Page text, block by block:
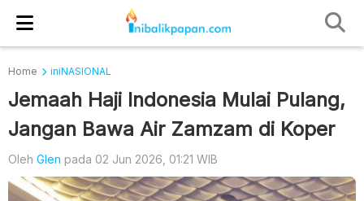
Home iniNASIONAL
Jemaah Haji Indonesia Mulai Pulang,
Jangan Bawa Air Zamzam di Koper
Oleh Glen pada 02 Jun 2026, 01:21 WIB